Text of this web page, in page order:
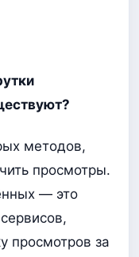
методов,
просмотры.
— это
просмотров за